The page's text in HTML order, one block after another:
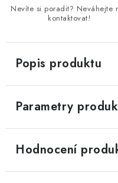
Nevíte si poradit? Neváhejte
kontaktovat!
Popis produktu
Parametry
Hodnocení